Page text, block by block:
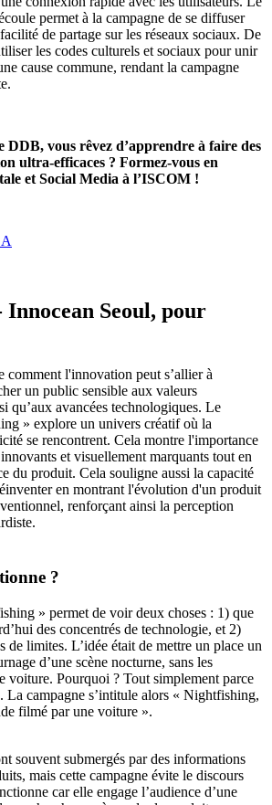
permet à la campagne de se diffuser
de partage sur les réseaux sociaux. De
les codes culturels et sociaux pour unir
cause commune, rendant la campagne
DDB, vous rêvez d’apprendre à faire des
ultra-efficaces ? Formez-vous en
et Social Media à l’ISCOM !
Innocean Seoul, pour
comment l'innovation peut s’allier à
un public sensible aux valeurs
qu’aux avancées technologiques. Le
» explore un univers créatif où la
se rencontrent. Cela montre l'importance
et visuellement marquants tout en
du produit. Cela souligne aussi la capacité
en montrant l'évolution d'un produit
renforçant ainsi la perception
?
» permet de voir deux choses : 1) que
des concentrés de technologie, et 2)
de limites. L’idée était de mettre un place un
d’une scène nocturne, sans les
voiture. Pourquoi ? Tout simplement parce
La campagne s’intitule alors « Nightfishing,
filmé par une voiture ».
souvent submergés par des informations
mais cette campagne évite le discours
car elle engage l’audience d’une